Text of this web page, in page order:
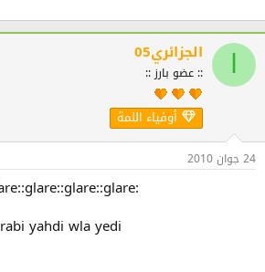
الجزائري05
:: عضو بارز ::
أوفياء اللمة
24 جوان 2010
:glare::glare::glare::glare:
rabi yahdi wla yedi